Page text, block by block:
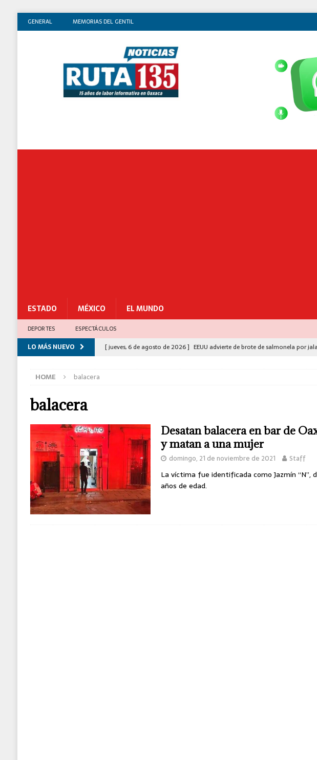
GENERAL MEMORIAS DEL GENTIL
ESTADO MÉXICO EL MUNDO
DEPORTES ESPECTÁCULOS
LO MÁS NUEVO [ jueves, 6 de agosto de 2026 ] EEUU advierte de brote de salmonela por
César Gastélum
C-5
[ jueves, 6 de agosto de 2026 ] Sismo de 5.3 en los Andes de Perú deja un
MUNDO
HOME balacera
balacera
Desatan balacera en bar de
y matan a una mujer
domingo, 21 de noviembre de 2021 Staff
La víctima fue identificada como Jazmín “N”,
años de edad.